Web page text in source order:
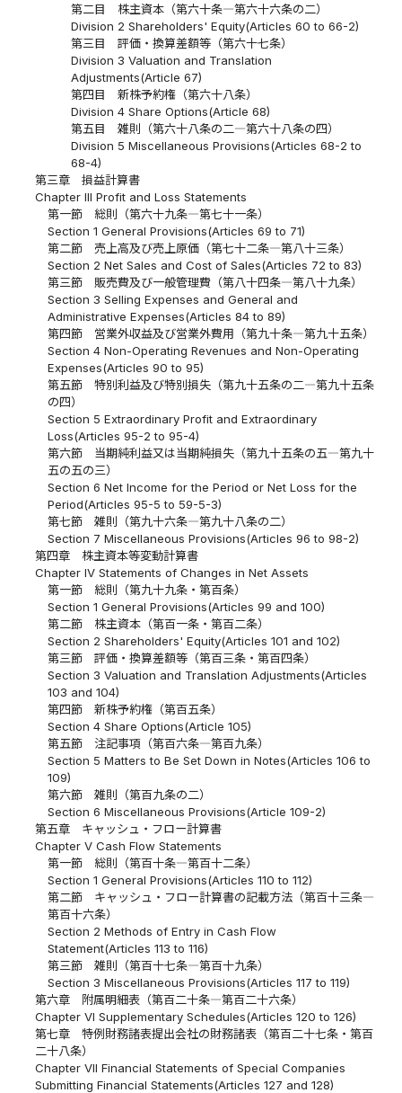
第二目 株主資本（第六十条―第六十六条の二）
Division 2 Shareholders' Equity(Articles 60 to 66-2)
第三目 評価・換算差額等（第六十七条）
Division 3 Valuation and Translation
Adjustments(Article 67)
第四目 新株予約権（第六十八条）
Division 4 Share Options(Article 68)
第五目 雑則（第六十八条の二―第六十八条の四）
Division 5 Miscellaneous Provisions(Articles 68-2 to
68-4)
第三章 損益計算書
Chapter III Profit and Loss Statements
第一節 総則（第六十九条―第七十一条）
Section 1 General Provisions(Articles 69 to 71)
第二節 売上高及び売上原価（第七十二条―第八十三条）
Section 2 Net Sales and Cost of Sales(Articles 72 to 83)
第三節 販売費及び一般管理費（第八十四条―第八十九条）
Section 3 Selling Expenses and General and
Administrative Expenses(Articles 84 to 89)
第四節 営業外収益及び営業外費用（第九十条―第九十五条）
Section 4 Non-Operating Revenues and Non-Operating
Expenses(Articles 90 to 95)
第五節 特別利益及び特別損失（第九十五条の二―第九十五条
の四）
Section 5 Extraordinary Profit and Extraordinary
Loss(Articles 95-2 to 95-4)
第六節 当期純利益又は当期純損失（第九十五条の五―第九十
五の五の三）
Section 6 Net Income for the Period or Net Loss for the
Period(Articles 95-5 to 59-5-3)
第七節 雑則（第九十六条―第九十八条の二）
Section 7 Miscellaneous Provisions(Articles 96 to 98-2)
第四章 株主資本等変動計算書
Chapter IV Statements of Changes in Net Assets
第一節 総則（第九十九条・第百条）
Section 1 General Provisions(Articles 99 and 100)
第二節 株主資本（第百一条・第百二条）
Section 2 Shareholders' Equity(Articles 101 and 102)
第三節 評価・換算差額等（第百三条・第百四条）
Section 3 Valuation and Translation Adjustments(Articles
103 and 104)
第四節 新株予約権（第百五条）
Section 4 Share Options(Article 105)
第五節 注記事項（第百六条―第百九条）
Section 5 Matters to Be Set Down in Notes(Articles 106 to
109)
第六節 雑則（第百九条の二）
Section 6 Miscellaneous Provisions(Article 109-2)
第五章 キャッシュ・フロー計算書
Chapter V Cash Flow Statements
第一節 総則（第百十条―第百十二条）
Section 1 General Provisions(Articles 110 to 112)
第二節 キャッシュ・フロー計算書の記載方法（第百十三条―
第百十六条）
Section 2 Methods of Entry in Cash Flow
Statement(Articles 113 to 116)
第三節 雑則（第百十七条―第百十九条）
Section 3 Miscellaneous Provisions(Articles 117 to 119)
第六章 附属明細表（第百二十条―第百二十六条）
Chapter VI Supplementary Schedules(Articles 120 to 126)
第七章 特例財務諸表提出会社の財務諸表（第百二十七条・第百
二十八条）
Chapter VII Financial Statements of Special Companies
Submitting Financial Statements(Articles 127 and 128)